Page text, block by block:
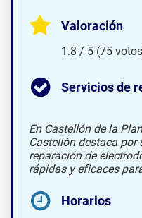
Valoración
1.8 / 5 (75
Servicios de
En Castellón de la
Castellón destaca
reparación de
rápidas y eficaces
Horarios